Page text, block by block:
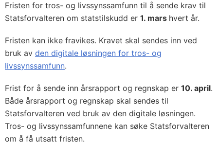
Fristen for tros- og livssynssamfunn til å sende krav til
Statsforvalteren om statstilskudd er 1. mars hvert år.
Fristen kan ikke fravikes. Kravet skal sendes inn ved
bruk av den digitale løsningen for tros- og
livssynssamfunn.
Frist for å sende inn årsrapport og regnskap er 10. april.
Både årsrapport og regnskap skal sendes til
Statsforvalteren ved bruk av den digitale løsningen.
Tros- og livssynssamfunnene kan søke Statsforvalteren
om å få utsatt fristen.